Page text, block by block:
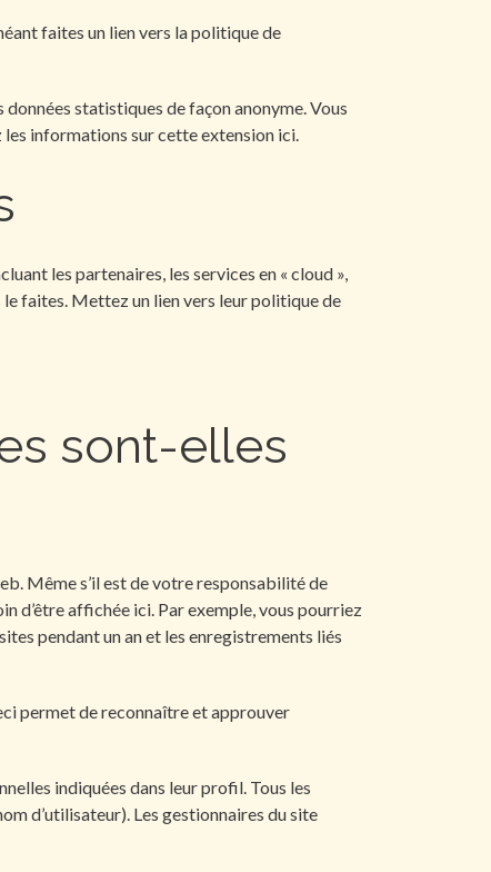
faites un lien vers la politique de
statistiques de façon anonyme. Vous
informations sur cette extension ici.
les partenaires, les services en « cloud »,
le faites. Mettez un lien vers leur politique de
sont-elles
Même s’il est de votre responsabilité de
d’être affichée ici. Par exemple, vous pourriez
pendant un an et les enregistrements liés
permet de reconnaître et approuver
indiquées dans leur profil. Tous les
d’utilisateur). Les gestionnaires du site